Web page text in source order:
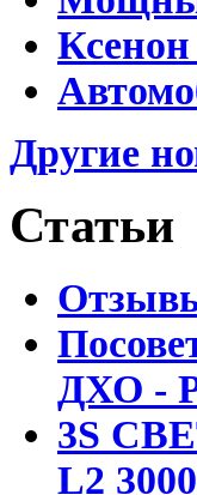
Другие
Статьи
ДХО -
3S
L2